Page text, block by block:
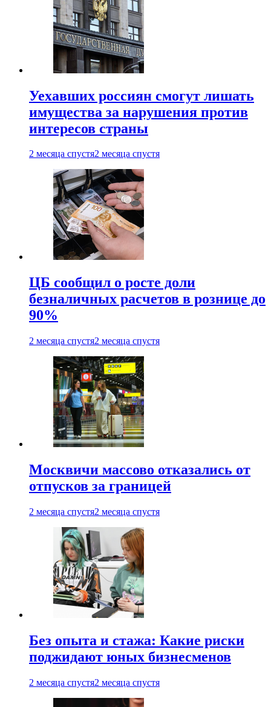
Уехавших россиян смогут лишать
имущества за нарушения против
интересов страны
2 месяца спустя2 месяца спустя
ЦБ сообщил о росте доли
безналичных расчетов в рознице до
90%
2 месяца спустя2 месяца спустя
Москвичи массово отказались от
отпусков за границей
2 месяца спустя2 месяца спустя
Без опыта и стажа: Какие риски
поджидают юных бизнесменов
2 месяца спустя2 месяца спустя